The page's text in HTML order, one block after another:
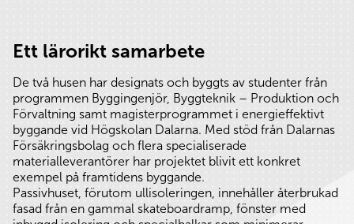
Ett lärorikt samarbete
De två husen har designats och byggts av studenter från
programmen Byggingenjör, Byggteknik – Produktion och
Förvaltning samt magisterprogrammet i energieffektivt
byggande vid Högskolan Dalarna. Med stöd från Dalarnas
Försäkringsbolag och flera specialiserade
materialleverantörer har projektet blivit ett konkret
exempel på framtidens byggande.
Passivhuset, förutom ullisoleringen, innehåller återbrukad
fasad från en gammal skateboardramp, fönster med